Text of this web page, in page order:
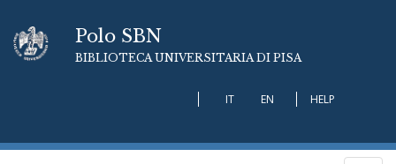
Polo SBN
BIBLIOTECA UNIVERSITARIA DI PISA
IT EN HELP